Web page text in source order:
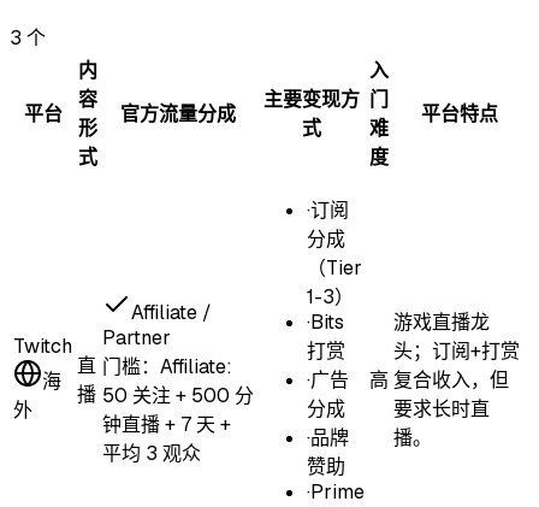
3 个
平台
内
容
形
式
官方流量分成
主要变现方
式
入
门
难
度
平台特点
Twitch
海
外
直
播
Affiliate /
Partner
门槛： Affiliate:
50 关注 + 500 分
钟直播 + 7 天 +
平均 3 观众
·订阅
分成
（Tier
1-3）
·Bits
打赏
·广告
分成
·品牌
赞助
·Prime
高
游戏直播龙
头；订阅+打赏
复合收入，但
要求长时直
播。